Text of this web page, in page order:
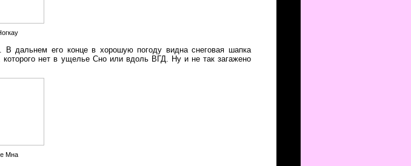
дальнем его конце в хорошую погоду видна снеговая шапка
которого нет в ущелье Сно или вдоль ВГД. Ну и не так загажено
Мна